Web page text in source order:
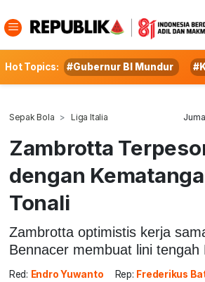
Hot Topics: #Gubernur BI Mundur
Sepak Bola Liga Italia
Zambrotta
dengan
Tonali
Zambrotta optimistis kerja
Bennacer membuat lini tengah
Red: Endro Yuwanto Rep: Frederikus